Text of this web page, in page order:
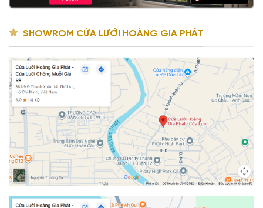
SHOWROM CỬA LƯỚI HOÀNG GIA PHÁT